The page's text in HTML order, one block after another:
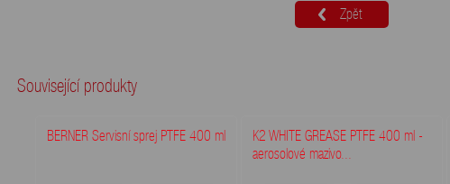
Zpět
Související produkty
BERNER Servisní sprej PTFE 400 ml
K2 WHITE GREASE PTFE 400 ml -
aerosolové mazivo...